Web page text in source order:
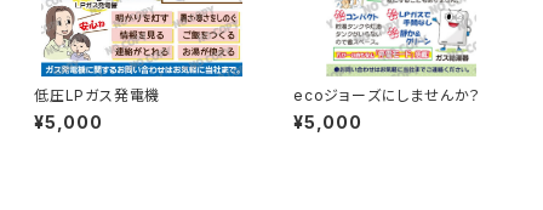
低圧LPガス発電機
¥5,000
ecoジョーズにしませんか？
¥5,000